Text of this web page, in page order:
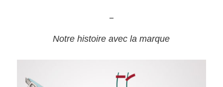
Notre histoire avec la marque